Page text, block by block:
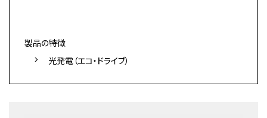
製品の特徴
光発電（エコ・ドライブ）